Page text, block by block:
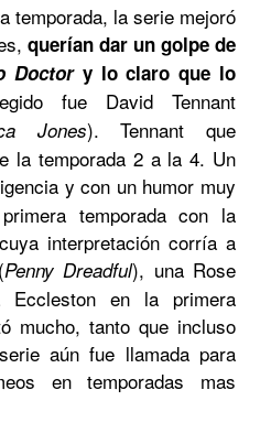
temporada, la serie mejoró
querían dar un golpe de
Doctory lo claro que lo
fue David Tennant
Jones). Tennant que
la temporada 2 a la 4. Un
y con un humor muy
temporada con la
interpretación corría a
Penny Dreadful), una Rose
en la primera
mucho, tanto que incluso
aún fue llamada para
en temporadas mas